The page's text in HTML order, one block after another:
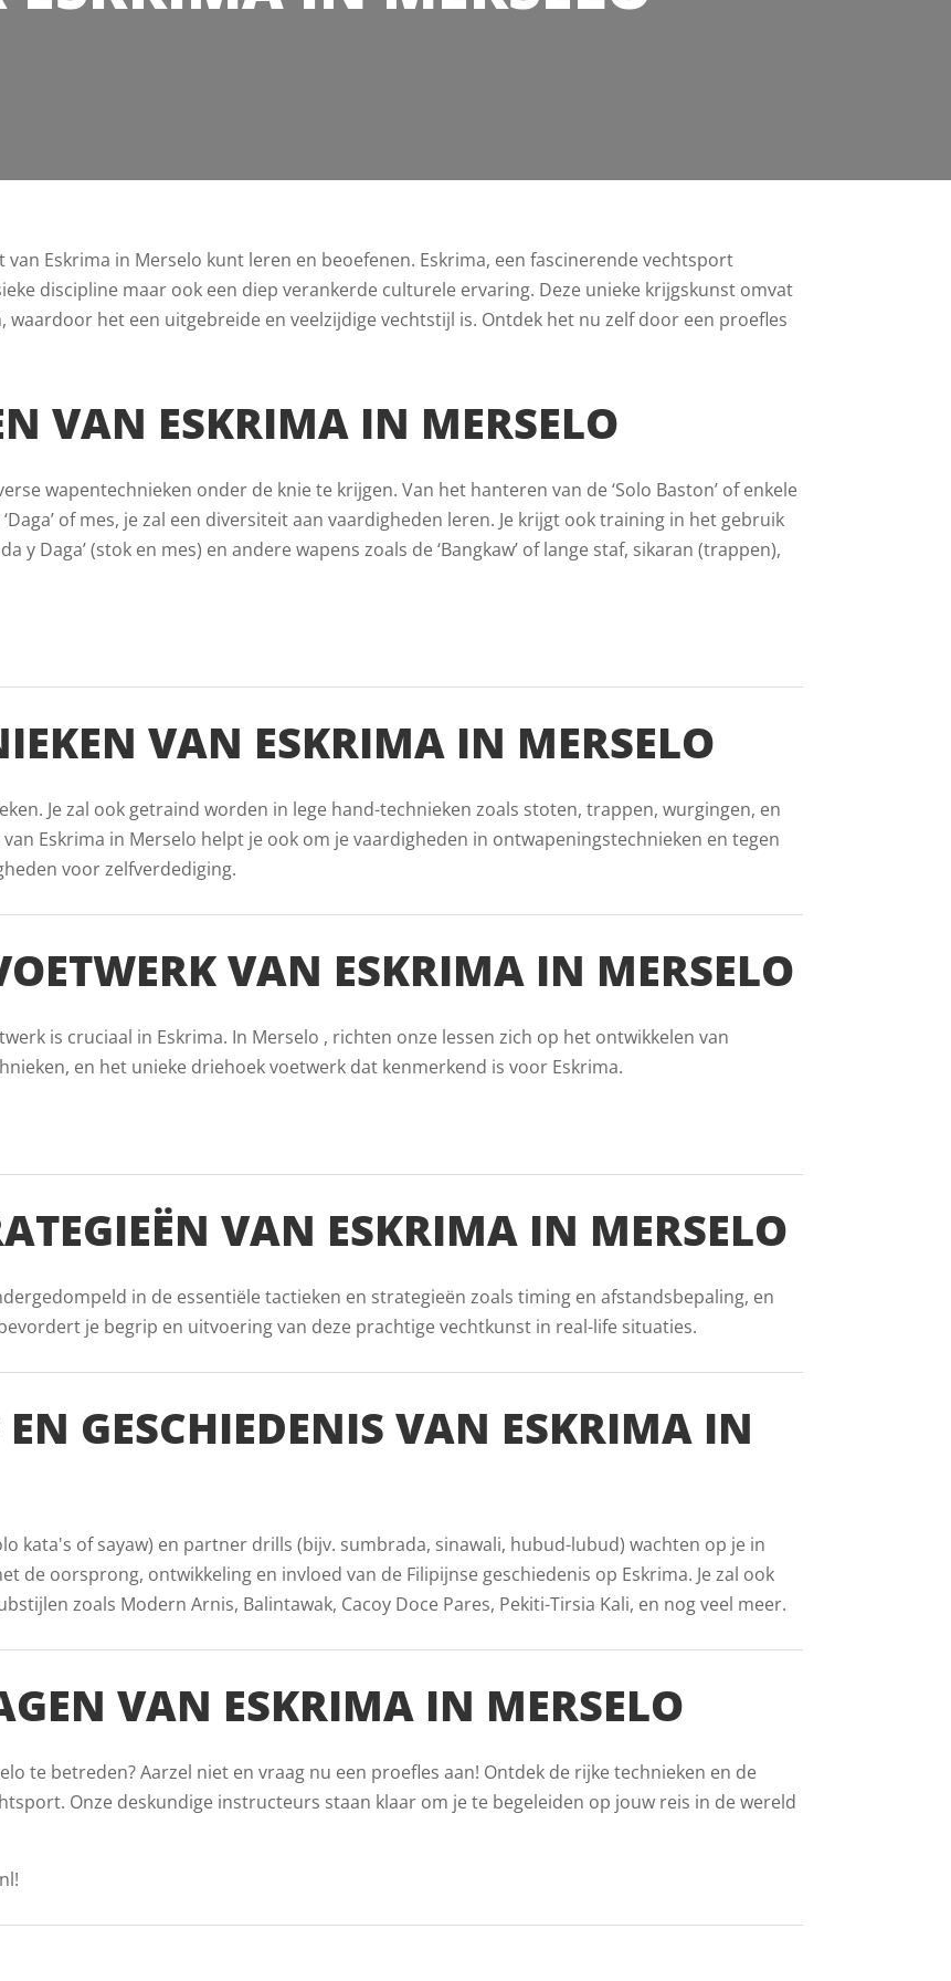
Eskrima in Merselo kunt leren en beoefenen. Eskrima, een fascinerende vechtsport
discipline maar ook een diep verankerde culturele ervaring. Deze unieke krijgskunst omvat
waardoor het een uitgebreide en veelzijdige vechtstijl is. Ontdek het nu zelf door een proefles
VAN ESKRIMA IN MERSELO
wapentechnieken onder de knie te krijgen. Van het hanteren van de ‘Solo Baston’ of enkele
of mes, je zal een diversiteit aan vaardigheden leren. Je krijgt ook training in het gebruik
y Daga’ (stok en mes) en andere wapens zoals de ‘Bangkaw’ of lange staf, sikaran (trappen),
VAN ESKRIMA IN MERSELO
Je zal ook getraind worden in lege hand-technieken zoals stoten, trappen, wurgingen, en
Eskrima in Merselo helpt je ook om je vaardigheden in ontwapeningstechnieken en tegen
voor zelfverdediging.
VAN ESKRIMA IN MERSELO
is cruciaal in Eskrima. In Merselo , richten onze lessen zich op het ontwikkelen van
en het unieke driehoek voetwerk dat kenmerkend is voor Eskrima.
VAN ESKRIMA IN MERSELO
in de essentiële tactieken en strategieën zoals timing en afstandsbepaling, en
je begrip en uitvoering van deze prachtige vechtkunst in real-life situaties.
GESCHIEDENIS VAN ESKRIMA IN
kata's of sayaw) en partner drills (bijv. sumbrada, sinawali, hubud-lubud) wachten op je in
de oorsprong, ontwikkeling en invloed van de Filipijnse geschiedenis op Eskrima. Je zal ook
zoals Modern Arnis, Balintawak, Cacoy Doce Pares, Pekiti-Tirsia Kali, en nog veel meer.
VAN ESKRIMA IN MERSELO
te betreden? Aarzel niet en vraag nu een proefles aan! Ontdek de rijke technieken en de
Onze deskundige instructeurs staan klaar om je te begeleiden op jouw reis in de wereld